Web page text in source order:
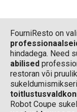
FourniResto on
hindadega. Need
abilised
restoran või
Robot Coupe